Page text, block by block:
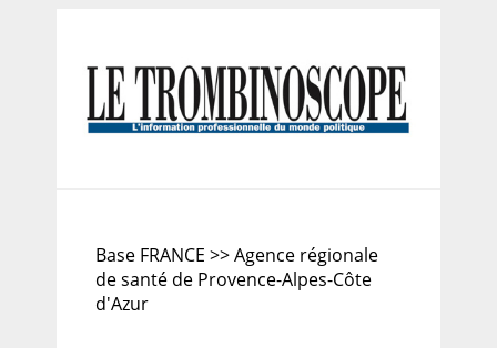
Base FRANCE >> Agence régionale
de santé de Provence-Alpes-Côte
d'Azur